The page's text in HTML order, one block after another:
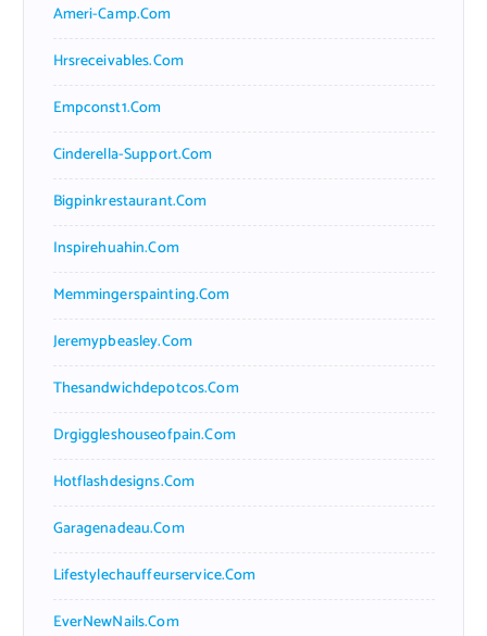
Ameri-Camp.com
Hrsreceivables.com
Empconst1.com
Cinderella-Support.com
Bigpinkrestaurant.com
Inspirehuahin.com
Memmingerspainting.com
Jeremypbeasley.com
Thesandwichdepotcos.com
Drgiggleshouseofpain.com
Hotflashdesigns.com
Garagenadeau.com
Lifestylechauffeurservice.com
EverNewNails.com